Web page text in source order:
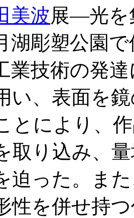
美波展―光を
湖彫塑公園
技術の発
い、表面を
とにより、
取り込み、
迫った。ま
性を併せ持